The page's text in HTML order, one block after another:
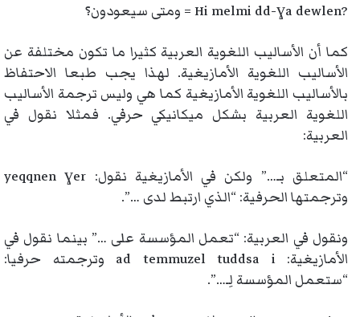
?Hi melmi dd-ɣa dewlen = ومتى سيعودون؟
كما أن الأساليب اللغوية العربية كثيرا ما تكون مختلفة عن
الأساليب اللغوية الأمازيغية. لهذا يجب طبعا الاحتفاظ
بالأساليب اللغوية الأمازيغية كما هي وليس ترجمة الأساليب
اللغوية العربية بشكل ميكانيكي حرفي. فمثلا نقول في
العربية:
“المتعلق بـ…” ولكن في الأمازيغية نقول: yeqqnen ɣer
وترجمتها الحرفية: “الذي ارتبط لدى …”.
ونقول في العربية: “تعمل المؤسسة على …” بينما نقول في
الأمازيغية: ad temmuzel tuddsa i وترجمته حرفيا:
“ستعمل المؤسسة لِـ…”.